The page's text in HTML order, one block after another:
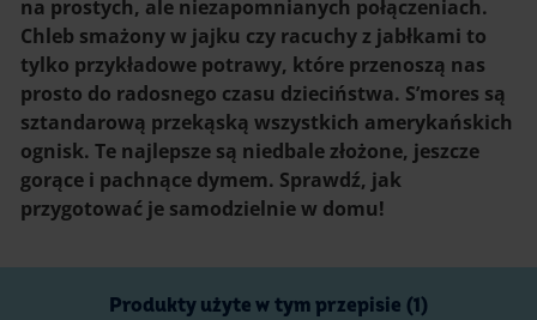
na prostych, ale niezapomnianych połączeniach.
Chleb smażony w jajku czy racuchy z jabłkami to
tylko przykładowe potrawy, które przenoszą nas
prosto do radosnego czasu dzieciństwa. S’mores są
sztandarową przekąską wszystkich amerykańskich
ognisk. Te najlepsze są niedbale złożone, jeszcze
gorące i pachnące dymem. Sprawdź, jak
przygotować je samodzielnie w domu!
Produkty użyte w tym przepisie (1)